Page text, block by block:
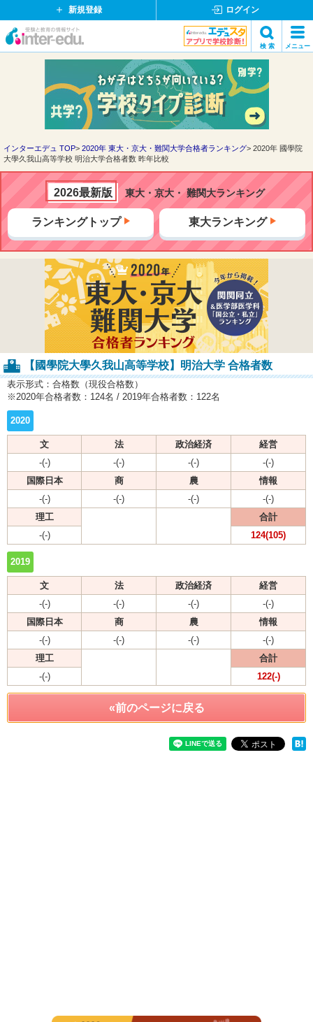
新規登録 ログイン
イ
ド
ッ
ト
検 索 メニュー
検索
インターエデュ TOP 2020年 東大・京大・難関大学合格者ランキング
2020年 國學院
大學久我山高等学校 明治大学合格者数 昨年比較
2026最新版 東大・京大・ 難関大ランキング
ランキングトップ 東大ランキング
【國學院大學久我山高等学校】明治大学 合格者数
表示形式：合格数（現役合格数）
※2020年合格者数：124名 / 2019年合格者数：122名
2020
文 法 政治経済
経営
-(-)
-(-) -(-)
-(-)
国際日本
商 農
情報
-(-)
-(-) -(-)
-(-)
理工
合計
-(-)
124(105)
2019
文 法 政治経済
経営
-(-)
-(-) -(-)
-(-)
国際日本
商 農
情報
-(-)
-(-) -(-)
-(-)
理工
合計
-(-)
122(-)
«前のページに戻る